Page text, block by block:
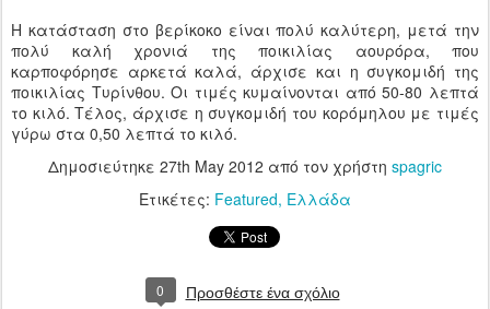
Η κατάσταση στο βερίκοκο είναι πολύ καλύτερη, μετά την
πολύ καλή χρονιά της ποικιλίας αουρόρα, που
καρποφόρησε αρκετά καλά, άρχισε και η συγκομιδή της
ποικιλίας Τυρίνθου. Οι τιμές κυμαίνονται από 50-80 λεπτά
το κιλό. Τέλος, άρχισε η συγκομιδή του κορόμηλου με τιμές
γύρω στα 0,50 λεπτά το κιλό.
Δημοσιεύτηκε 27th May 2012 από τον χρήστη spagric
Ετικέτες: Featured Ελλάδα
0 Προσθέστε ένα σχόλιο